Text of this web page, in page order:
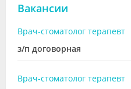
Вакансии
Врач-стоматолог терапевт
з/п договорная
Врач-стоматолог терапевт